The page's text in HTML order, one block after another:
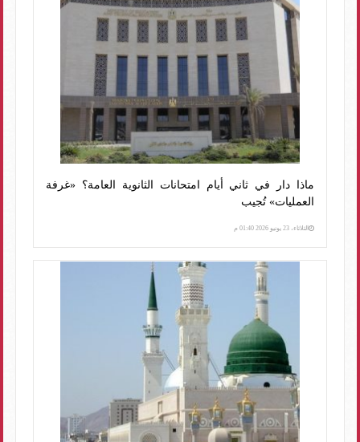
ماذا دار في ثاني أيام امتحانات الثانوية العامة؟ «غرفة
العمليات» تُجيب
الثلاثاء، 23 يونيو 2026 01:40 م